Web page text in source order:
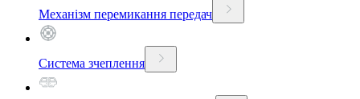
Механізм перемикання передач
Система зчеплення